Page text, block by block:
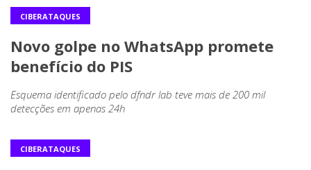
CIBERATAQUES
Novo golpe no WhatsApp promete
benefício do PIS
Esquema identificado pelo dfndr lab teve mais de 200 mil
detecções em apenas 24h
CIBERATAQUES